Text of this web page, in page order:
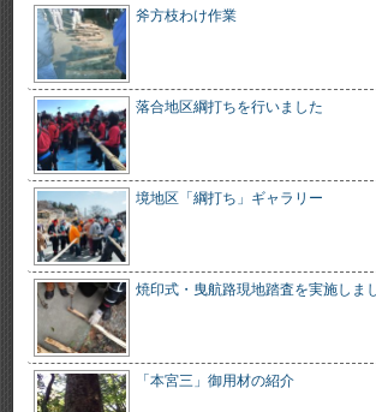
斧方枝わけ作業
落合地区綱打ちを行いました
境地区「綱打ち」ギャラリー
焼印式・曳航路現地踏査を実施しま
「本宮三」御用材の紹介